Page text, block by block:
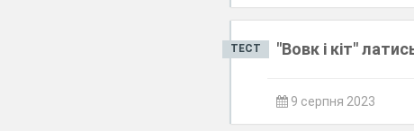
ТЕСТ "Вовк і кіт"
9 серпня 2023